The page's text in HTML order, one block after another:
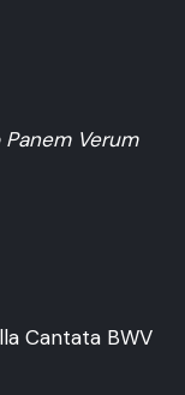
Verum
Cantata BWV